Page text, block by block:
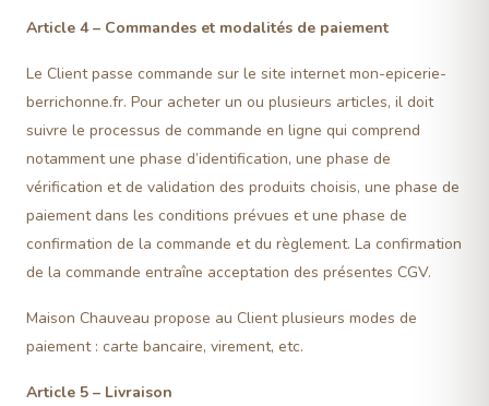
Article 4 – Commandes et modalités de paiement
Le Client passe commande sur le site internet mon-epicerie-
berrichonne.fr. Pour acheter un ou plusieurs articles, il doit
suivre le processus de commande en ligne qui comprend
notamment une phase d’identification, une phase de
vérification et de validation des produits choisis, une phase de
paiement dans les conditions prévues et une phase de
confirmation de la commande et du règlement. La confirmation
de la commande entraîne acceptation des présentes CGV.
Maison Chauveau propose au Client plusieurs modes de
paiement : carte bancaire, virement, etc.
Article 5 – Livraison